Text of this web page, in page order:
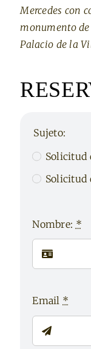
Mercedes con
monumento
Palacio de la
Sujeto:
Solicitud
Solicitud
Nombre: *
Email *